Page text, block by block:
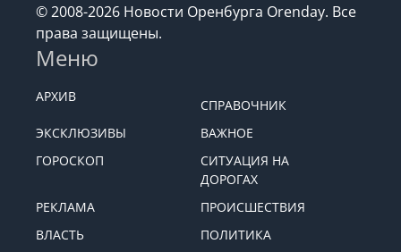
© 2008-2026 Новости Оренбурга Orenday. Все
права защищены.
Меню
АРХИВ
СПРАВОЧНИК
ЭКСКЛЮЗИВЫ
ВАЖНОЕ
ГОРОСКОП
СИТУАЦИЯ НА
ДОРОГАХ
РЕКЛАМА
ПРОИСШЕСТВИЯ
ВЛАСТЬ
ПОЛИТИКА